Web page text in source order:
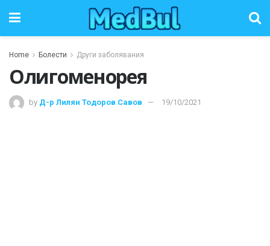
Home Болести Други заболявания
Олигоменорея
by Д-р Лилян Тодоров Савов 19/10/2021